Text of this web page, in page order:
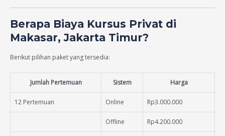
Berapa Biaya Kursus Privat di
Makasar, Jakarta Timur?
Berikut pilihan paket yang tersedia:
Jumlah Pertemuan Sistem Harga
12 Pertemuan Online Rp3.000.000
Offline Rp4.200.000